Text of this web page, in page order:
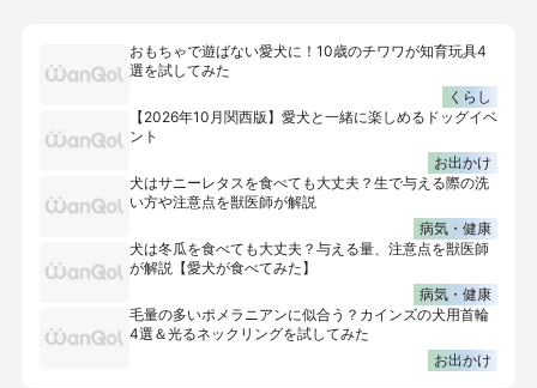
おもちゃで遊ばない愛犬に！10歳のチワワが知育玩具4
選を試してみた
くらし
【2026年10月関西版】愛犬と一緒に楽しめるドッグイベ
ント
お出かけ
犬はサニーレタスを食べても大丈夫？生で与える際の洗
い方や注意点を獣医師が解説
病気・健康
犬は冬瓜を食べても大丈夫？与える量、注意点を獣医師
が解説【愛犬が食べてみた】
病気・健康
毛量の多いポメラニアンに似合う？カインズの犬用首輪
4選＆光るネックリングを試してみた
お出かけ